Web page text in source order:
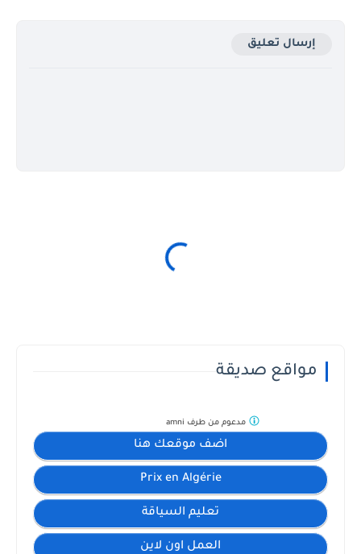
إرسال تعليق
مواقع صديقة
اضف موقعك هنا
Prix en Algérie
تعليم السياقة
العمل اون لاين
مدعوم من طرف amni